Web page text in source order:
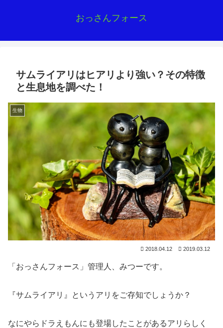
おっさんフォース
サムライアリはヒアリより強い？その特徴
と生息地を調べた！
生物
2018.04.12 2019.03.12
「おっさんフォース」管理人、みつーです。
『サムライアリ』というアリをご存知でしょうか？
なにやらドラえもんにも登場したことがあるアリらしく